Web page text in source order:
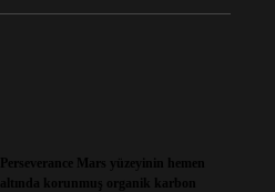
Perseverance Mars yüzeyinin hemen
altında korunmuş organik karbon